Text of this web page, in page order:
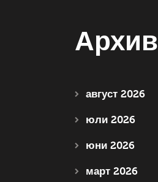
Архив
август 2026
юли 2026
юни 2026
март 2026